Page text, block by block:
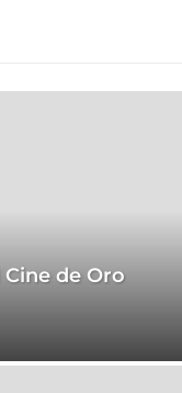
Cine de Oro